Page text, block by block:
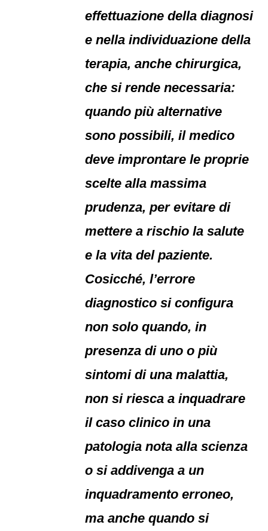
effettuazione della diagnosi
e nella individuazione della
terapia, anche chirurgica,
che si rende necessaria:
quando più alternative
sono possibili, il medico
deve improntare le proprie
scelte alla massima
prudenza, per evitare di
mettere a rischio la salute
e la vita del paziente.
Cosicché, l’errore
diagnostico si configura
non solo quando, in
presenza di uno o più
sintomi di una malattia,
non si riesca a inquadrare
il caso clinico in una
patologia nota alla scienza
o si addivenga a un
inquadramento erroneo,
ma anche quando si